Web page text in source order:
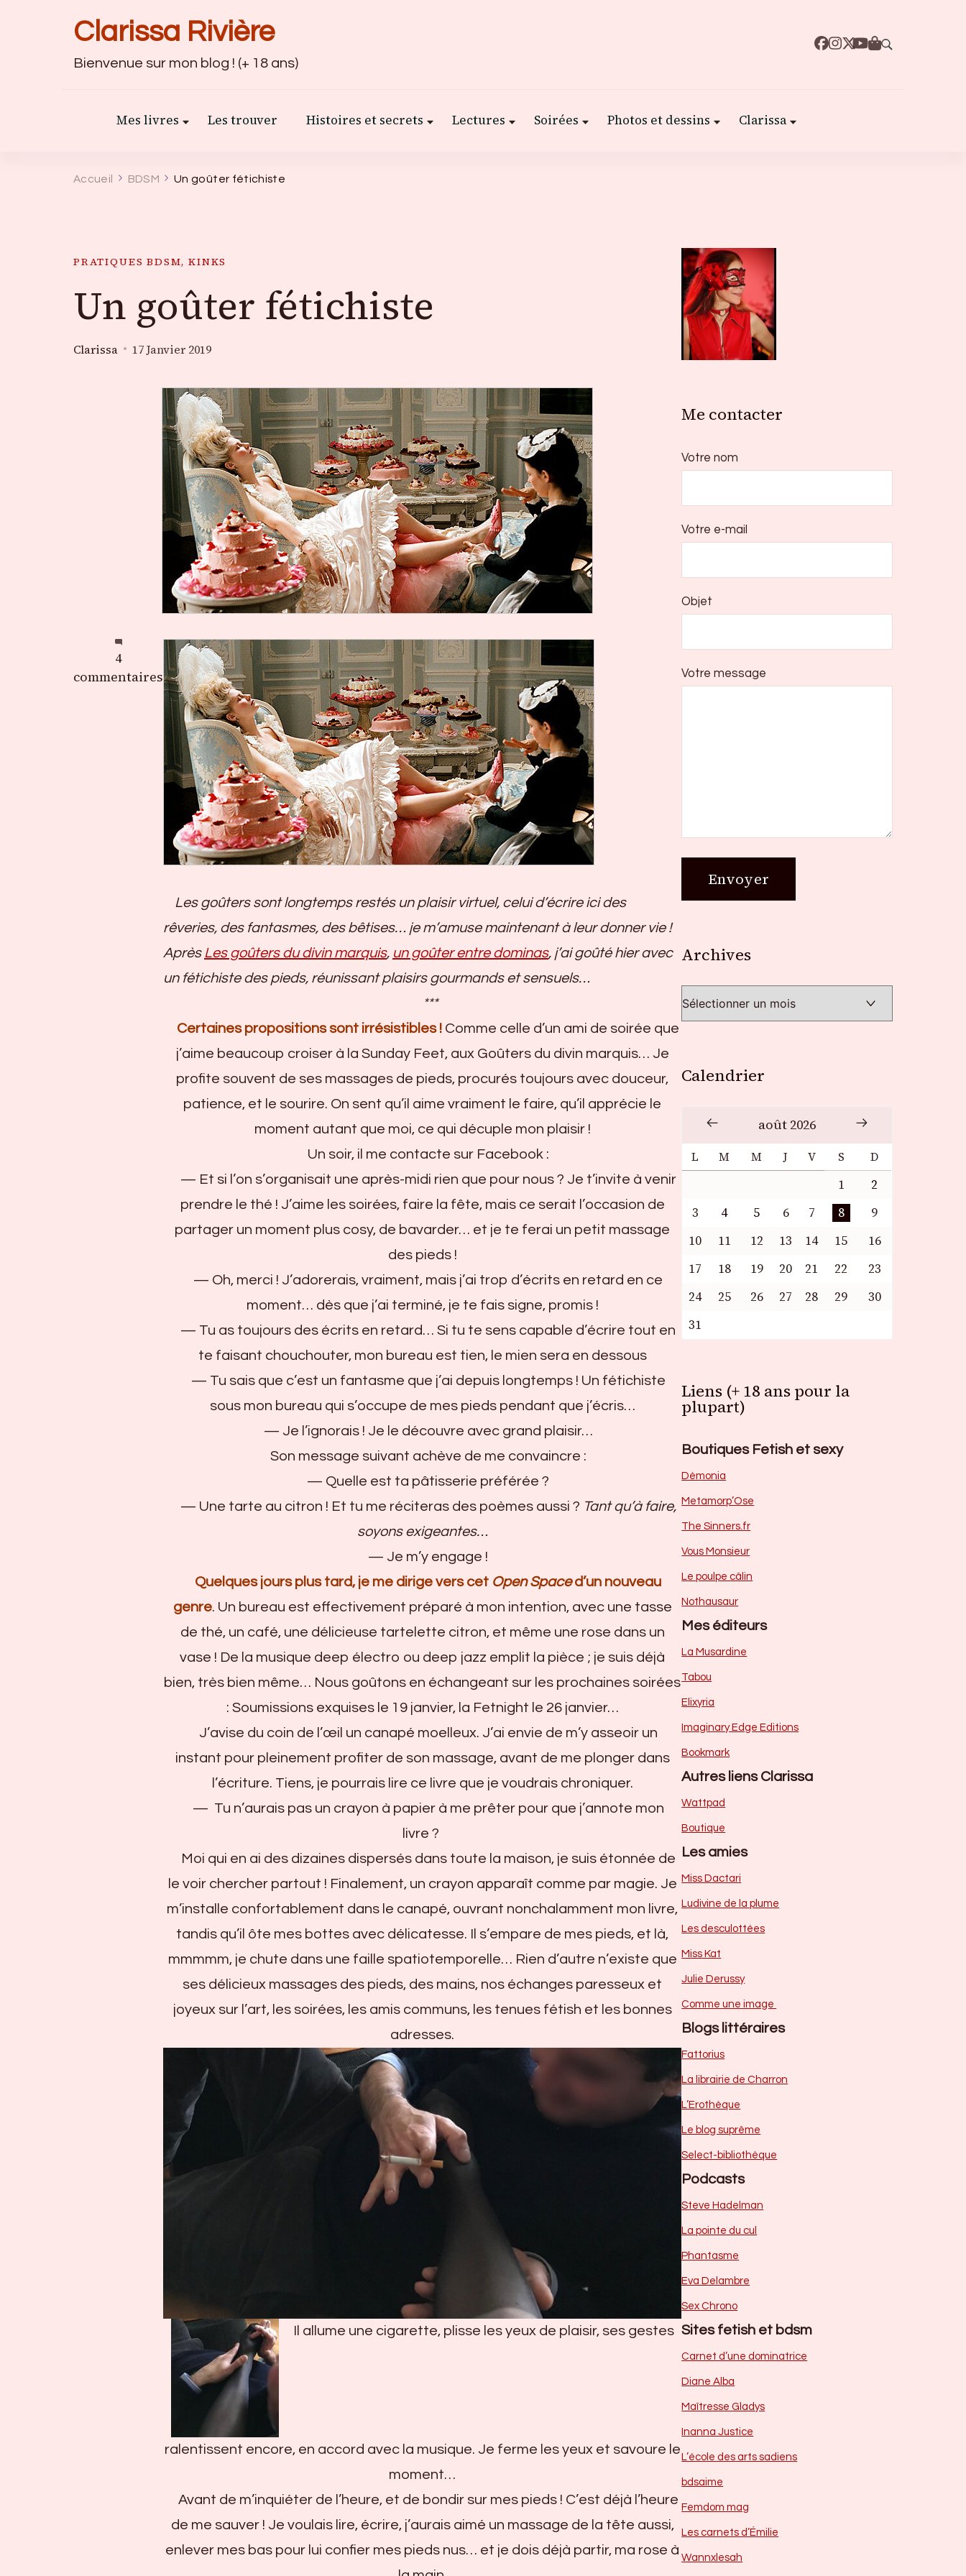
Clarissa Rivière
Bienvenue sur mon blog ! (+ 18 ans)
Mes livres Les trouver Histoires et secrets Lectures Soirées Photos et dessins Clarissa
Accueil BDSM Un goûter fétichiste
PRATIQUES BDSM, KINKS
Un goûter fétichiste
Clarissa 17 Janvier 2019
4
commentaires
sur
Un
fétichiste
Les goûters sont longtemps restés un plaisir virtuel, celui d’écrire ici des
rêveries, des fantasmes, des bêtises… je m’amuse maintenant à leur donner vie !
Après Les goûters du divin marquis, un goûter entre dominas, j’ai goûté hier avec
un fétichiste des pieds, réunissant plaisirs gourmands et sensuels…
***
Certaines propositions sont irrésistibles ! Comme celle d’un ami de soirée que
j’aime beaucoup croiser à la Sunday Feet, aux Goûters du divin marquis… Je
profite souvent de ses massages de pieds, procurés toujours avec douceur,
patience, et le sourire. On sent qu’il aime vraiment le faire, qu’il apprécie le
moment autant que moi, ce qui décuple mon plaisir !
Un soir, il me contacte sur Facebook :
— Et si l’on s’organisait une après-midi rien que pour nous ? Je t’invite à venir
prendre le thé ! J’aime les soirées, faire la fête, mais ce serait l’occasion de
partager un moment plus cosy, de bavarder… et je te ferai un petit massage
des pieds !
— Oh, merci ! J’adorerais, vraiment, mais j’ai trop d’écrits en retard en ce
moment… dès que j’ai terminé, je te fais signe, promis !
— Tu as toujours des écrits en retard… Si tu te sens capable d’écrire tout en
te faisant chouchouter, mon bureau est tien, le mien sera en dessous
— Tu sais que c’est un fantasme que j’ai depuis longtemps ! Un fétichiste
sous mon bureau qui s’occupe de mes pieds pendant que j’écris…
— Je l’ignorais ! Je le découvre avec grand plaisir…
Son message suivant achève de me convaincre :
— Quelle est ta pâtisserie préférée ?
— Une tarte au citron ! Et tu me réciteras des poèmes aussi ? Tant qu’à faire,
soyons exigeantes…
— Je m’y engage !
Quelques jours plus tard, je me dirige vers cet Open Spaced’un nouveau
genre. Un bureau est effectivement préparé à mon intention, avec une tasse
de thé, un café, une délicieuse tartelette citron, et même une rose dans un
vase ! De la musique deep électro ou deep jazz emplit la pièce ; je suis déjà
bien, très bien même… Nous goûtons en échangeant sur les prochaines soirées
: Soumissions exquises le 19 janvier, la Fetnight le 26 janvier…
J’avise du coin de l’œil un canapé moelleux. J’ai envie de m’y asseoir un
instant pour pleinement profiter de son massage, avant de me plonger dans
l’écriture. Tiens, je pourrais lire ce livre que je voudrais chroniquer.
— Tu n’aurais pas un crayon à papier à me prêter pour que j’annote mon
livre ?
Moi qui en ai des dizaines dispersés dans toute la maison, je suis étonnée de
le voir chercher partout ! Finalement, un crayon apparaît comme par magie. Je
m’installe confortablement dans le canapé, ouvrant nonchalamment mon livre,
tandis qu’il ôte mes bottes avec délicatesse. Il s’empare de mes pieds, et là,
mmmmm, je chute dans une faille spatiotemporelle… Rien d’autre n’existe que
ses délicieux massages des pieds, des mains, nos échanges paresseux et
joyeux sur l’art, les soirées, les amis communs, les tenues fétish et les bonnes
adresses.
Il allume une cigarette, plisse les yeux de plaisir, ses gestes
ralentissent encore, en accord avec la musique. Je ferme les yeux et savoure le
moment…
Avant de m’inquiéter de l’heure, et de bondir sur mes pieds ! C’est déjà l’heure
de me sauver ! Je voulais lire, écrire, j’aurais aimé un massage de la tête aussi,
enlever mes bas pour lui confier mes pieds nus… et je dois déjà partir, ma rose à
Me contacter
Votre nom
Votre e-mail
Objet
Votre message
Archives
Calendrier
août 2026
L M M J V S D
1
2
3
4 5 6 7 8
9
10
11 12 13 14 15
16
17
18 19 20 21 22
23
24
25 26 27 28 29
30
31
Liens (+ 18 ans pour la
plupart)
Boutiques Fetish et sexy
Dèmonia
Metamorp’Ose
The Sinners.fr
Vous Monsieur
Le poulpe câlin
Nothausaur
Mes éditeurs
La Musardine
Tabou
Elixyria
Imaginary Edge Editions
Bookmark
Autres liens Clarissa
Wattpad
Boutique
Les amies
Miss Dactari
Ludivine de la plume
Les desculottées
Miss Kat
Julie Derussy
Comme une image
Blogs littéraires
Fattorius
La librairie de Charron
L’Erothèque
Le blog suprême
Select-bibliothèque
Podcasts
Steve Hadelman
La pointe du cul
Phantasme
Eva Delambre
Sex Chrono
Sites fetish et bdsm
Carnet d’une dominatrice
Diane Alba
Maîtresse Gladys
Inanna Justice
L’école des arts sadiens
bdsaime
Femdom mag
Les carnets d’Émilie
Wannxlesah